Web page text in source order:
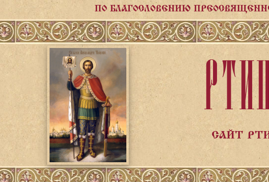
ПО БЛАГОСЛОВЕНИЮ
САЙТ